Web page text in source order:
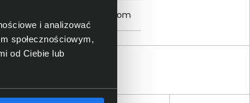
i analizować
społecznościowym,
od Ciebie lub
Irlandia; www.samsung.com